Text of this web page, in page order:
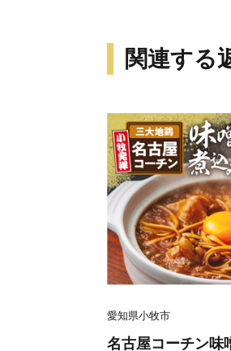
関連する
愛知県小牧市
名古屋コーチン味